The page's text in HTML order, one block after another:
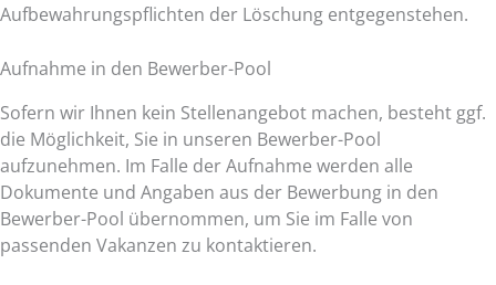
Aufbewahrungspflichten der Löschung entgegenstehen.
Aufnahme in den Bewerber-Pool
Sofern wir Ihnen kein Stellenangebot machen, besteht ggf.
die Möglichkeit, Sie in unseren Bewerber-Pool
aufzunehmen. Im Falle der Aufnahme werden alle
Dokumente und Angaben aus der Bewerbung in den
Bewerber-Pool übernommen, um Sie im Falle von
passenden Vakanzen zu kontaktieren.